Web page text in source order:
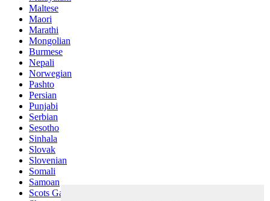
Maltese
Maori
Marathi
Mongolian
Burmese
Nepali
Norwegian
Pashto
Persian
Punjabi
Serbian
Sesotho
Sinhala
Slovak
Slovenian
Somali
Samoan
Scots Gaelic